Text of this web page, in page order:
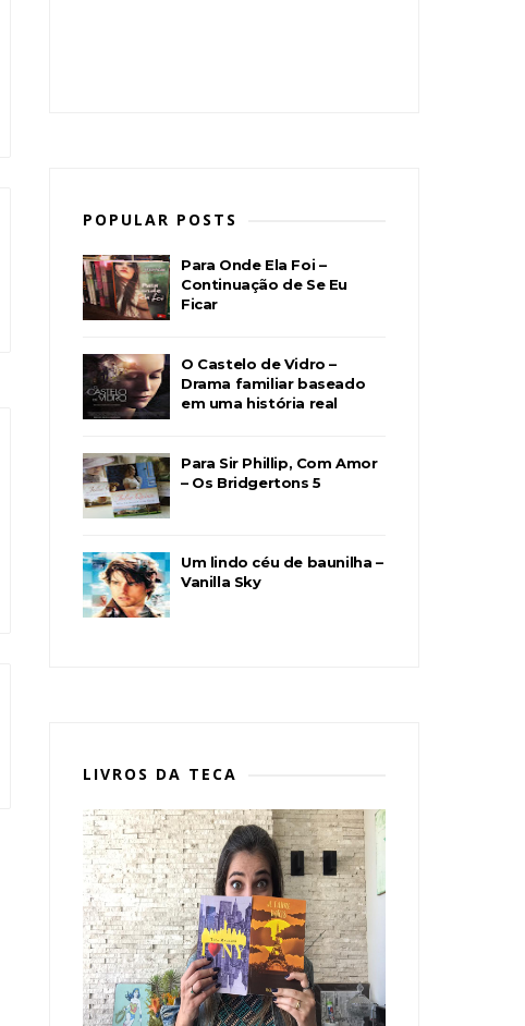
POPULAR POSTS
Para Onde Ela Foi –
Continuação de Se Eu
Ficar
O Castelo de Vidro –
Drama familiar baseado
em uma história real
Para Sir Phillip, Com Amor
– Os Bridgertons 5
Um lindo céu de baunilha –
Vanilla Sky
LIVROS DA TECA